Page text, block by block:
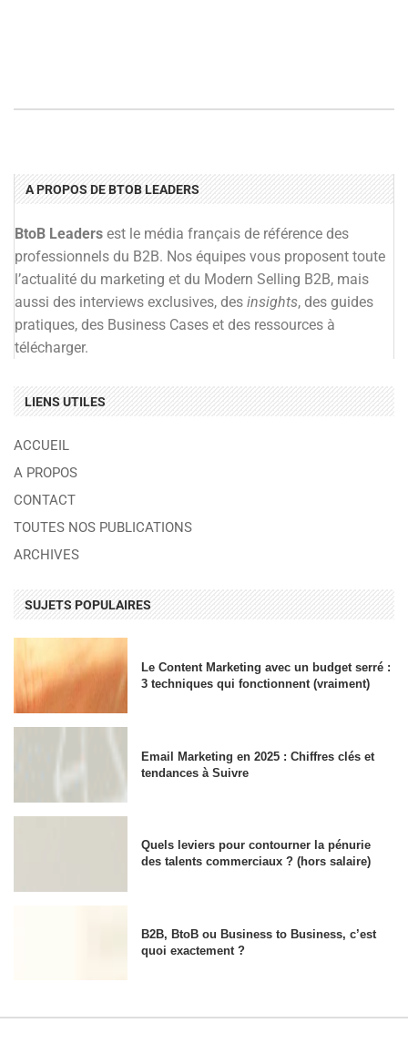
A PROPOS DE BTOB LEADERS
BtoB Leaders est le média français de référence des
professionnels du B2B. Nos équipes vous proposent toute
l’actualité du marketing et du Modern Selling B2B, mais
aussi des interviews exclusives, des insights, des guides
pratiques, des Business Cases et des ressources à
télécharger.
LIENS UTILES
ACCUEIL
A PROPOS
CONTACT
TOUTES NOS PUBLICATIONS
ARCHIVES
SUJETS POPULAIRES
Le Content Marketing avec un budget serré :
3 techniques qui fonctionnent (vraiment)
Email Marketing en 2025 : Chiffres clés et
tendances à Suivre
Quels leviers pour contourner la pénurie
des talents commerciaux ? (hors salaire)
B2B, BtoB ou Business to Business, c’est
quoi exactement ?